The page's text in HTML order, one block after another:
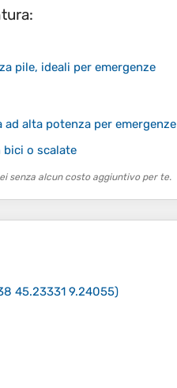
pile, ideali per emergenze
alta potenza per emergenze
bici o scalate
senza alcun costo aggiuntivo per te.
45.23331 9.24055)